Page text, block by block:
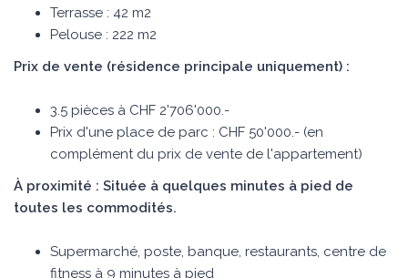
Terrasse : 42 m2
Pelouse : 222 m2
Prix de vente (résidence principale uniquement) :
3.5 pièces à CHF 2'706'000.-
Prix d'une place de parc : CHF 50'000.- (en
complément du prix de vente de l'appartement)
À proximité : Située à quelques minutes à pied de
toutes les commodités.
Supermarché, poste, banque, restaurants, centre de
fitness à 9 minutes à pied